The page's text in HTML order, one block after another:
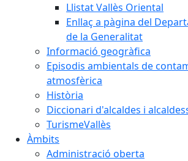
Llistat Vallès Oriental
Enllaç a pàgina del
de la Generalitat
Informació geogràfica
Episodis ambientals de
atmosfèrica
Història
Diccionari d'alcaldes i
TurismeVallès
Àmbits
Administració oberta